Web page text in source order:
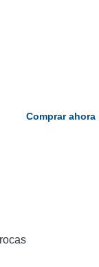
Comprar ahora